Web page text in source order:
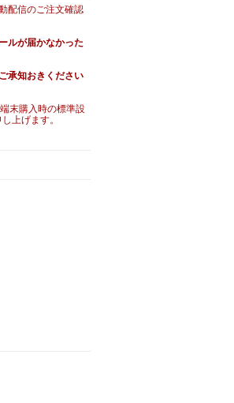
配信のご注文確認
ルが届かなかった
承知おきください
末購入時の標準設
上げます。